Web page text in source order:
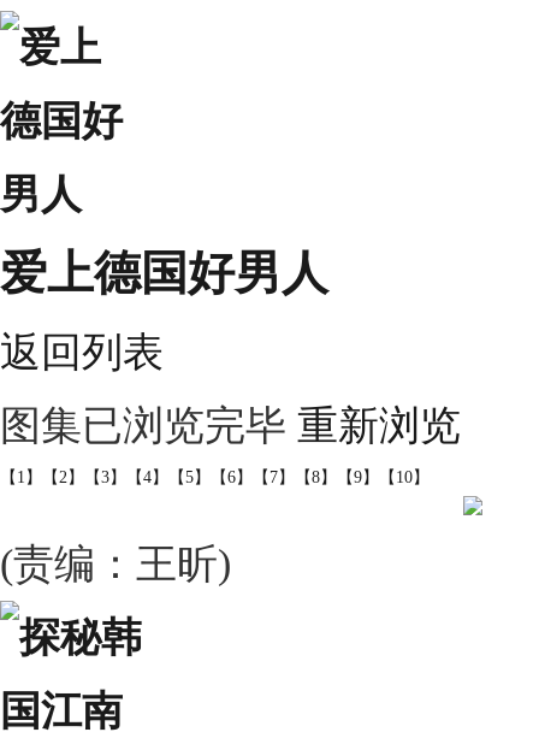
爱上德国好男人
返回列表
图集已浏览完毕 重新浏览
【1】 【2】 【3】 【4】 【5】 【6】 【7】 【8】 【9】 【10】
(责编：王昕)